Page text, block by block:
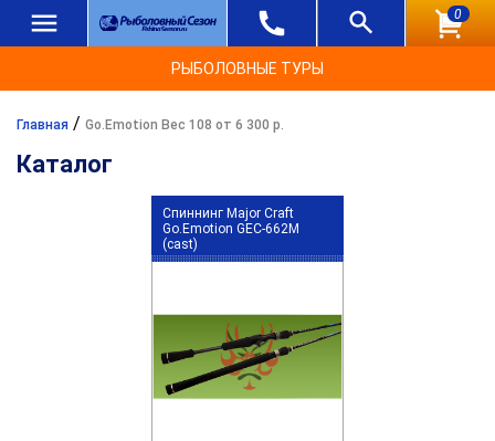
0
РЫБОЛОВНЫЕ ТУРЫ
Главная / Go.Emotion Вес 108 от 6 300 р.
Каталог
Спиннинг Major Craft
Go.Emotion GEC-662M
(cast)